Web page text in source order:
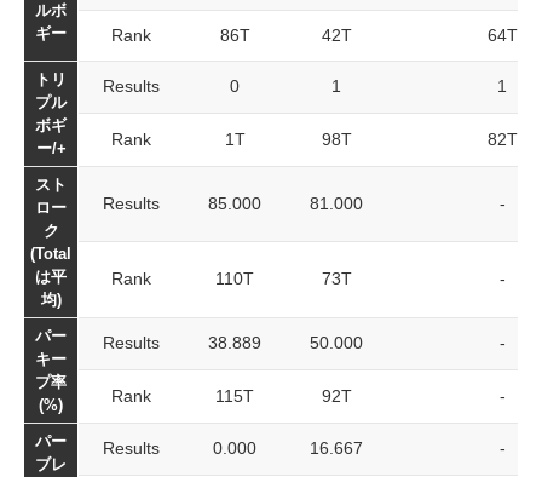
ルボ
ギー
Rank 86T 42T 64T
トリ
プル
ボギ
ー/+
Results 0 1 1
Rank 1T 98T 82T
スト
ロー
ク
(Total
は平
均)
Results 85.000 81.000 -
Rank 110T 73T -
パー
キー
プ率
(%)
Results 38.889 50.000 -
Rank 115T 92T -
パー
ブレ
Results 0.000 16.667 -